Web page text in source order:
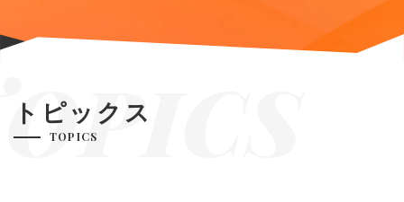
トピックス
TOPICS